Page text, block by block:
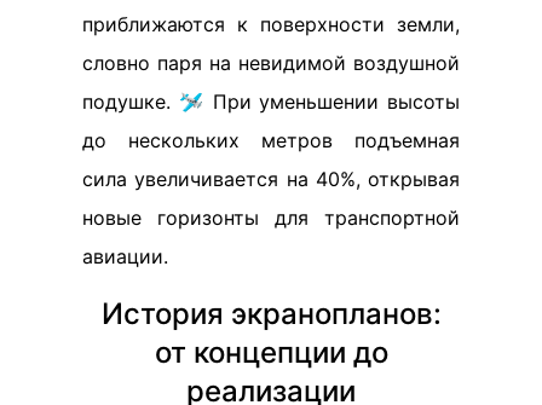
приближаются к поверхности земли,
словно паря на невидимой воздушной
подушке. 🛩️ При уменьшении высоты
до нескольких метров подъемная
сила увеличивается на 40%, открывая
новые горизонты для транспортной
авиации.
История экранопланов:
от концепции до
реализации